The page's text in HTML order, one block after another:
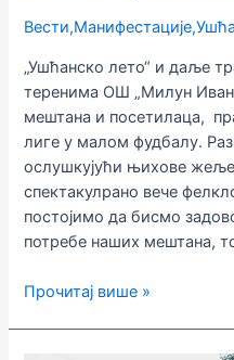
Вести,Манифестације,
„Ушћанско лето“ и даље
теренима ОШ „Милун
мештана и посетилаца,
лиге у малом фудбалу.
ослушкујући њихове
спектакулрано вече
постојимо да бисмо
потребе наших мештана,
„Loco
Прочитај више »